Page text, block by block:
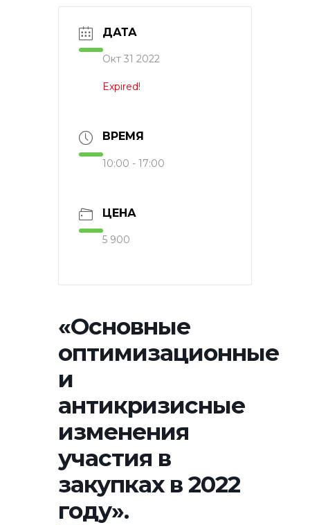
ДАТА
Окт 31 2022
Expired!
ВРЕМЯ
10:00 - 17:00
ЦЕНА
5 900
«Основные
оптимизационные
и
антикризисные
изменения
участия в
закупках в 2022
году».